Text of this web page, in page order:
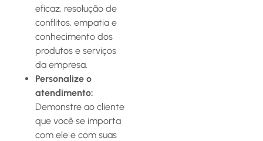
eficaz, resolução de
conflitos, empatia e
conhecimento dos
produtos e serviços
da empresa.
Personalize o
atendimento:
Demonstre ao cliente
que você se importa
com ele e com suas